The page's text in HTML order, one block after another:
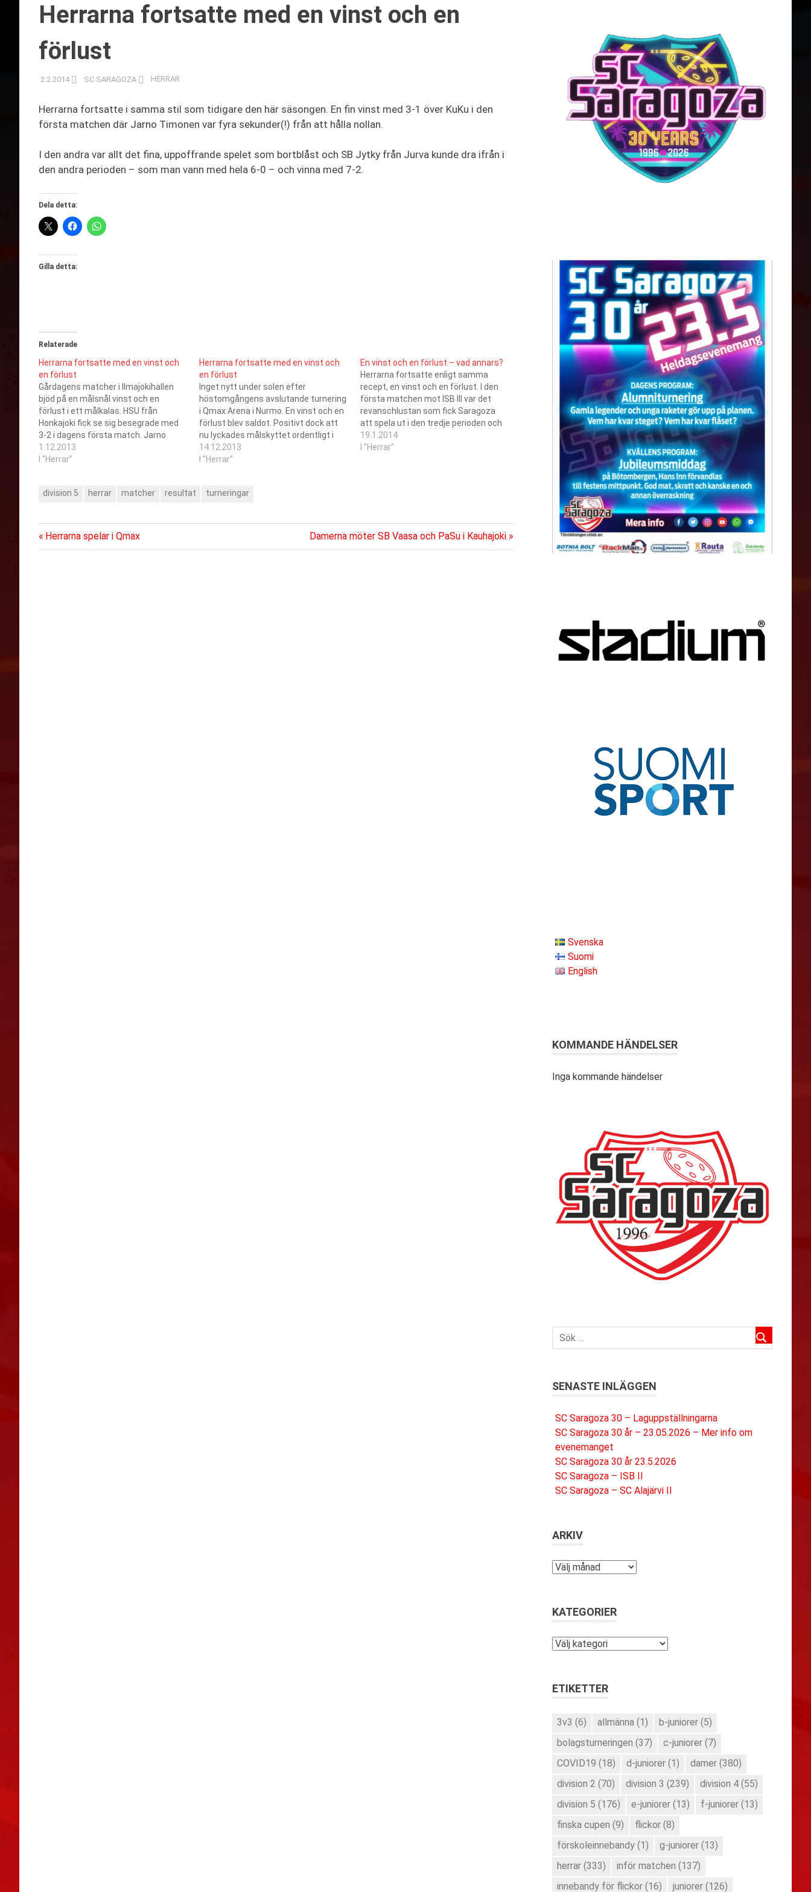
Herrarna fortsatte med en vinst och en
förlust
2.2.2014 SC SARAGOZA HERRAR
Herrarna fortsatte i samma stil som tidigare den här säsongen. En fin vinst med 3-1 över KuKu i den
första matchen där Jarno Timonen var fyra sekunder(!) från att hålla nollan.
I den andra var allt det fina, uppoffrande spelet som bortblåst och SB Jytky från Jurva kunde dra ifrån i
den andra perioden – som man vann med hela 6-0 – och vinna med 7-2.
Dela detta:
Gilla detta:
Relaterade
Herrarna fortsatte med en vinst och
en förlust
Gårdagens matcher i Ilmajokihallen
bjöd på en målsnål vinst och en
förlust i ett målkalas. HSU från
Honkajoki fick se sig besegrade med
3-2 i dagens första match. Jarno
Timonen gjorde en solid insats i målet
och Henrik Hakala öppnade
1.12.2013
I ”Herrar”
Herrarna fortsatte med en vinst och
en förlust
Inget nytt under solen efter
höstomgångens avslutande turnering
i Qmax Arena i Nurmo. En vinst och en
förlust blev saldot. Positivt dock att
nu lyckades målskyttet ordentligt i
den första matchen, speciellt
ytterparet Rasmus Pihlaja (6+1) och
14.12.2013
I ”Herrar”
En vinst och en förlust – vad annars?
Herrarna fortsatte enligt samma
recept, en vinst och en förlust. I den
första matchen mot ISB III var det
revanschlustan som fick Saragoza
att spela ut i den tredje perioden och
därmed kunde man vinna med 9-5. I
den andra matchen slog Sisu från
19.1.2014
I ”Herrar”
division 5 herrar matcher resultat turneringar
Inläggsnavigering
Föregående
inlägg:
Herrarna spelar i Qmax
Nästa
inlägg:
Damerna möter SB Vaasa och PaSu i Kauhajoki
Svenska
Suomi
English
KOMMANDE HÄNDELSER
Inga kommande händelser
SENASTE INLÄGGEN
SC Saragoza 30 – Laguppställningarna
SC Saragoza 30 år – 23.05.2026 – Mer info om
evenemanget
SC Saragoza 30 år 23.5.2026
SC Saragoza – ISB II
SC Saragoza – SC Alajärvi II
ARKIV
Arkiv
KATEGORIER
Kategorier
ETIKETTER
3v3 (6) allmänna (1) b-juniorer (5)
bolagsturneringen (37) c-juniorer (7)
COVID19 (18) d-juniorer (1) damer (380)
division 2 (70) division 3 (239) division 4 (55)
division 5 (176) e-juniorer (13) f-juniorer (13)
finska cupen (9) flickor (8)
förskoleinnebandy (1) g-juniorer (13)
herrar (333) inför matchen (137)
innebandy för flickor (16) juniorer (126)